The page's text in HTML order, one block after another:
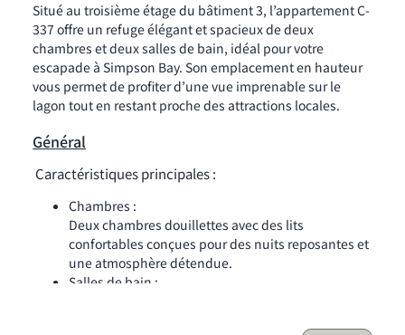
Situé au troisième étage du bâtiment 3, l’appartement C-
337 offre un refuge élégant et spacieux de deux
chambres et deux salles de bain, idéal pour votre
escapade à Simpson Bay. Son emplacement en hauteur
vous permet de profiter d’une vue imprenable sur le
lagon tout en restant proche des attractions locales.
Général
Caractéristiques principales :
Chambres :
Deux chambres douillettes avec des lits
confortables conçues pour des nuits reposantes et
une atmosphère détendue.
Salles de bain :